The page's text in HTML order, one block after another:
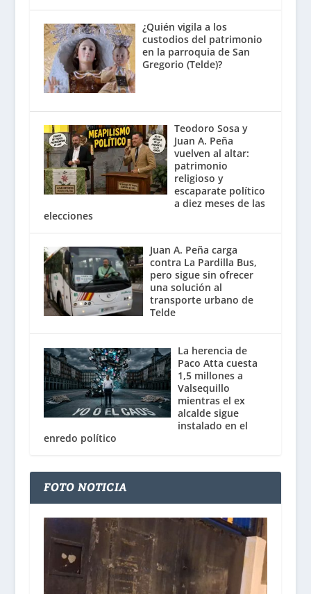
¿Quién vigila a los
custodios del patrimonio
en la parroquia de San
Gregorio (Telde)?
Teodoro Sosa y
Juan A. Peña
vuelven al altar:
patrimonio
religioso y
escaparate político
a diez meses de las
elecciones
Juan A. Peña carga
contra La Pardilla Bus,
pero sigue sin ofrecer
una solución al
transporte urbano de
Telde
La herencia de
Paco Atta cuesta
1,5 millones a
Valsequillo
mientras el ex
alcalde sigue
instalado en el
enredo político
FOTO NOTICIA